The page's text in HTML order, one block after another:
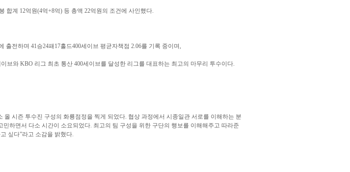
합계 12억원(4억+8억) 등 총액 22억원의 조건에 사인했다.
출전하며 41승24패17홀드400세이브 평균자책점 2.06를 기록 중이며,
이브와 KBO 리그 최초 통산 400세이브를 달성한 리그를 대표하는 최고의 마무리 투수이다.
올 시즌 투수진 구성의 화룡점정을 찍게 되었다. 협상 과정에서 시종일관 서로를 이해하는 분
민하면서 다소 시간이 소요되었다. 최고의 팀 구성을 위한 구단의 행보를 이해해주고 따라준
싶다”라고 소감을 밝혔다.